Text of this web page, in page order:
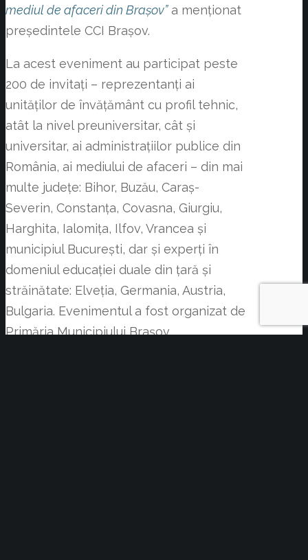
mediul de afaceri din Brașov”a menționat
președintele CCI Brașov.
La acest eveniment au participat peste
200 de invitați – reprezentanți ai
unităților de învățământ cu profil tehnic,
atât la nivel preuniversitar, cât și
universitar, ai administrațiilor publice din
România, ai mediului de afaceri – din mai
multe județe: Bihor, Buzău, Caraș-
Severin, Constanța, Covasna, Giurgiu,
Harghita, Ialomița, Ilfov, Vrancea și
municipiul București, dar și experți în
domeniul educației duale din țară și
străinătate: Elveția, Germania, Austria,
Bulgaria. Evenimentul a fost organizat de
Primăria Municipiului Brașov,